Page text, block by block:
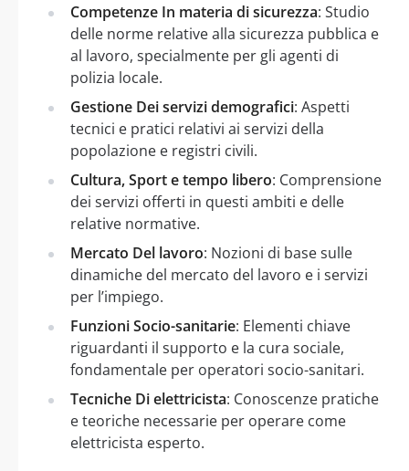
Competenze In materia di sicurezza: Studio
delle norme relative alla sicurezza pubblica e
al lavoro, specialmente per gli agenti di
polizia locale.
Gestione Dei servizi demografici: Aspetti
tecnici e pratici relativi ai servizi della
popolazione e registri civili.
Cultura, Sport e tempo libero: Comprensione
dei servizi offerti in questi ambiti e delle
relative normative.
Mercato Del lavoro: Nozioni di base sulle
dinamiche del mercato del lavoro e i servizi
per l’impiego.
Funzioni Socio-sanitarie: Elementi chiave
riguardanti il supporto e la cura sociale,
fondamentale per operatori socio-sanitari.
Tecniche Di elettricista: Conoscenze pratiche
e teoriche necessarie per operare come
elettricista esperto.